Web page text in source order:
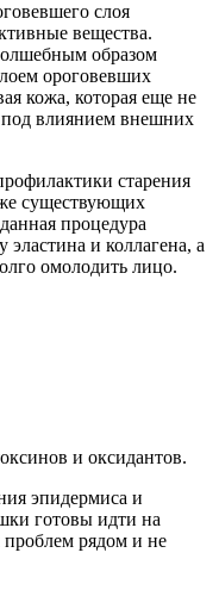
слоя
вещества.
образом
ороговевших
кожа, которая еще не
под влиянием внешних
старения
существующих
процедура
и коллагена, а
омолодить лицо.
и оксидантов.
эпидермиса и
готовы идти на
проблем рядом и не